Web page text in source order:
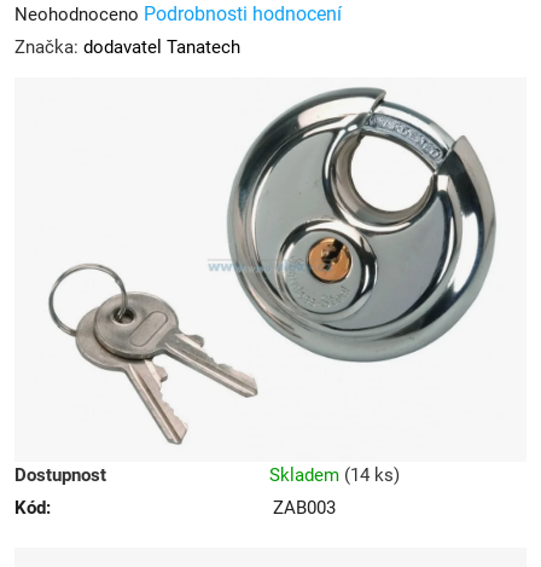
Dostupnost Skladem (14 ks)
Kód:
ZAB003
Průměrné
hodnocení
Neohodnoceno Podrobnosti hodnocení
Značka: dodavatel Tanatech